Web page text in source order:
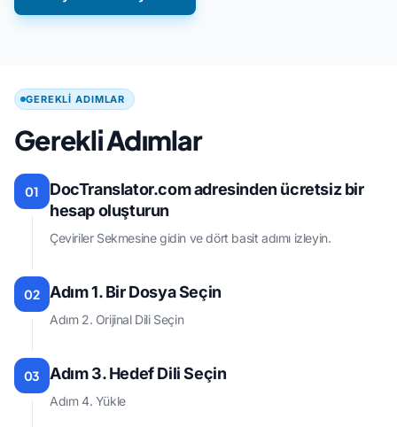
GEREKLI ADIMLAR
Gerekli Adımlar
01
DocTranslator.com adresinden ücretsiz bir
hesap oluşturun
Çeviriler Sekmesine gidin ve dört basit adımı izleyin.
02 Adım 1. Bir Dosya Seçin
Adım 2. Orijinal Dili Seçin
03 Adım 3. Hedef Dili Seçin
Adım 4. Yükle